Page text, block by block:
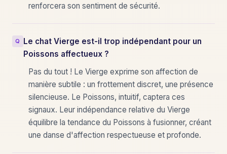
renforcera son sentiment de sécurité.
Le chat Vierge est-il trop indépendant pour un
Poissons affectueux ?
Pas du tout ! Le Vierge exprime son affection de
manière subtile : un frottement discret, une présence
silencieuse. Le Poissons, intuitif, captera ces
signaux. Leur indépendance relative du Vierge
équilibre la tendance du Poissons à fusionner, créant
une danse d'affection respectueuse et profonde.